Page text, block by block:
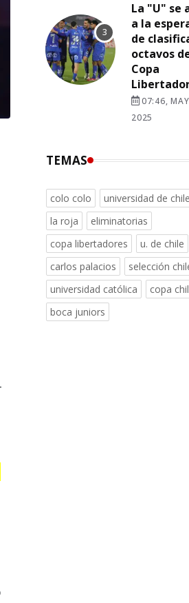
La "U" se
a la
de
octavos
Copa
07:46,
2025
TEMAS
colo colo
universidad de chile
la roja
eliminatorias
copa libertadores
u. de chile
carlos palacios
selección
universidad católica
copa
boca juniors